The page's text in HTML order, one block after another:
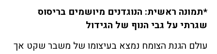
*תמונה ראשית: הנוגדנים מיושמים בריסוס
שגרתי על גבי הנוף של הגידול
עולם הגנת הצומח נמצא בעיצומו של משבר שקט אך